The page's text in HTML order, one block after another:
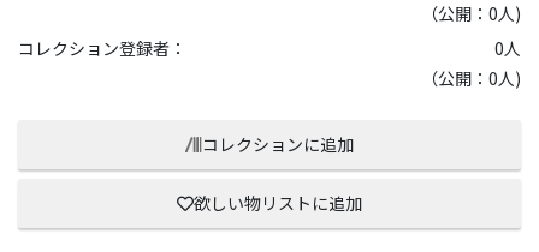
（公開：0人)
コレクション登録者：
0人
（公開：0人)
コレクションに追加
欲しい物リストに追加